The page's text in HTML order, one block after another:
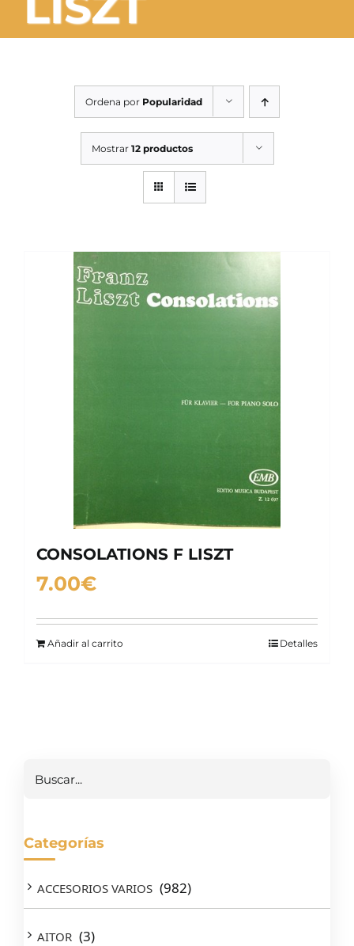
OCASIÓN
SERVICIOS TALLER
Ordena por Popularidad
Mostrar 12 productos
CONSOLATIONS F LISZT
7.00€
Añadir al carrito Detalles
Categorías
ACCESORIOS VARIOS (982)
AITOR (3)